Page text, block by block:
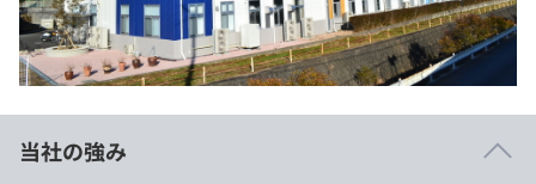
当社の強み